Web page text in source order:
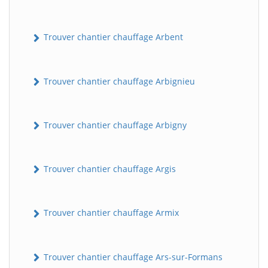
Trouver chantier chauffage Arbent
Trouver chantier chauffage Arbignieu
Trouver chantier chauffage Arbigny
Trouver chantier chauffage Argis
Trouver chantier chauffage Armix
Trouver chantier chauffage Ars-sur-Formans